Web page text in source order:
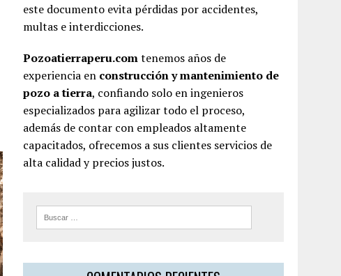
este documento evita pérdidas por accidentes,
multas e interdicciones.
Pozoatierraperu.comtenemos años de
experiencia en construcción y mantenimiento de
pozo a tierra, confiando solo en ingenieros
especializados para agilizar todo el proceso,
además de contar con empleados altamente
capacitados, ofrecemos a sus clientes servicios de
alta calidad y precios justos.